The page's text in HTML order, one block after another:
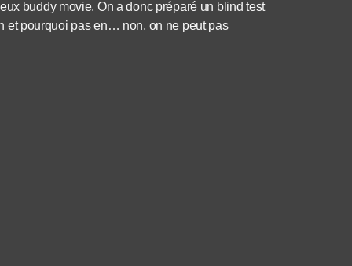
buddy movie. On a donc préparé un blind test
et pourquoi pas en… non, on ne peut pas